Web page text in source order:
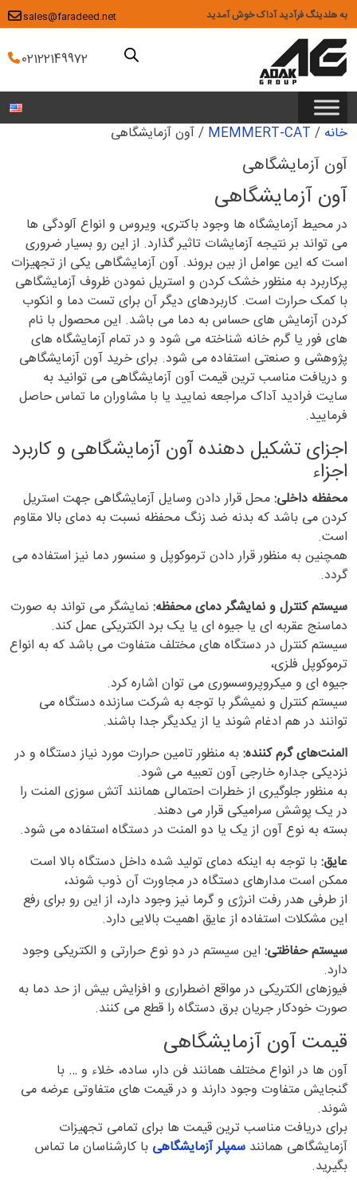
Skip
to
content
به هلدینگ فرآدید آداک خوش آمدید sales@faradeed.net
02122149972
خانه /
MEMMERT-CAT / آون آزمایشگاهی
آون آزمایشگاهی
آون آزمایشگاهی
در محیط آزمایشگاه ها وجود باکتری، ویروس و انواع آلودگی ها
می تواند بر نتیجه آزمایشات تاثیر گذارد. از این رو بسیار ضروری
است که این عوامل از بین بروند. آون آزمایشگاهی یکی از تجهیزات
پرکاربرد به منظور خشک کردن و استریل نمودن ظروف آزمایشگاهی
با کمک حرارت است. کاربردهای دیگر آن برای تست دما و انکوب
کردن آزمایش های حساس به دما می باشد. این محصول با نام
های فور یا گرم خانه شناخته می شود و در تمام آزمایشگاه های
پژوهشی و صنعتی استفاده می شود. برای خرید آون آزمایشگاهی
و دریافت مناسب ترین قیمت آون آزمایشگاهی می توانید به
سایت فرادید آداک مراجعه نمایید یا با مشاوران ما تماس حاصل
فرمایید.
اجزای تشکیل دهنده آون آزمایشگاهی و کاربرد
اجزاء
محفظه داخلی:محل قرار دادن وسایل آزمایشگاهی جهت استریل
کردن می باشد که بدنه ضد زنگ محفظه نسبت به دمای بالا مقاوم
است.
همچنین به منظور قرار دادن ترموکوپل و سنسور دما نیز استفاده می
گردد.
سیستم کنترل و نمایشگر دمای محفظه:نمایشگر می تواند به صورت
دماسنج عقربه ای یا جیوه ای یا یک برد الکتریکی عمل کند.
سیستم کنترل در دستگاه های مختلف متفاوت می باشد که به انواع
ترموکوپل فلزی،
جیوه ای و میکروپروسسوری می توان اشاره کرد.
سیستم کنترل و نمیشگر با توجه به شرکت سازنده دستگاه می
توانند در هم ادغام شوند یا از یکدیگر جدا باشند.
المنت‌های گرم کننده:به منظور تامین حرارت مورد نیاز دستگاه و در
نزدیکی جداره خارجی آون تعبیه می شود.
به منظور جلوگیری از خطرات احتمالی همانند آتش سوزی المنت را
در یک پوشش سرامیکی قرار می دهند.
بسته به نوع آون از یک یا دو المنت در دستگاه استفاده می شود.
عایق:با توجه به اینکه دمای تولید شده داخل دستگاه بالا است
ممکن است مدارهای دستگاه در مجاورت آن ذوب شوند،
از طرفی هدر رفت انرژی و گرما نیز وجود دارد، از این رو برای رفع
این مشکلات استفاده از عایق اهمیت بالایی دارد.
سیستم حفاظتی: این سیستم در دو نوع حرارتی و الکتریکی وجود
دارد.
فیوزهای الکتریکی در مواقع اضطراری و افزایش بیش از حد دما به
صورت خودکار جریان برق دستگاه را قطع می کنند.
قیمت آون آزمایشگاهی
آون ها در انواع مختلف همانند فن دار، ساده، خلاء و … با
گنجایش متفاوت وجود دارند و در قیمت های متفاوتی عرضه می
شوند.
برای دریافت مناسب ترین قیمت ها برای تمامی تجهیزات
آزمایشگاهی همانند سمپلر آزمایشگاهی با کارشناسان ما تماس
بگیرید.